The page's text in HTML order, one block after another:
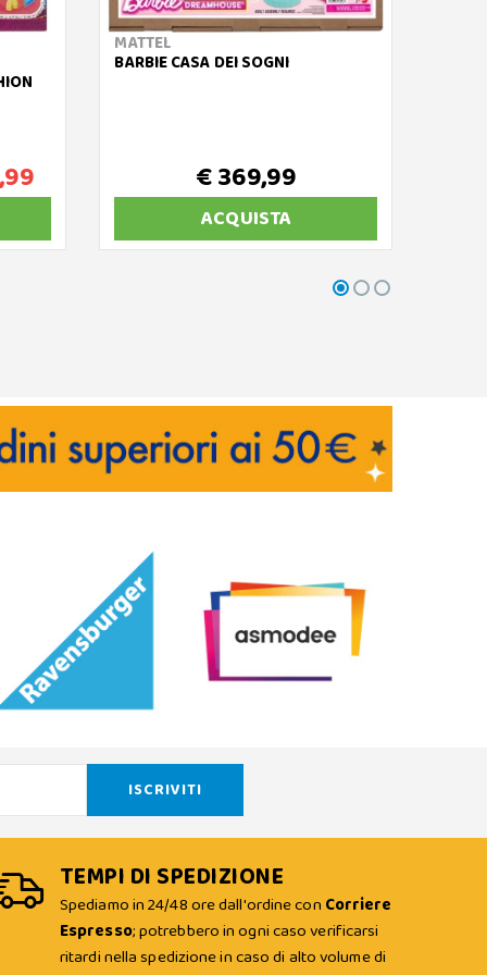
MATTEL
BARBIE CASA DEI SOGNI
€ 369,99
ACQUISTA
TEMPI DI SPEDIZIONE
Spediamo in 24/48 ore dall'ordine con Corriere
Espresso; potrebbero in ogni caso verificarsi
ritardi nella spedizione in caso di alto volume di